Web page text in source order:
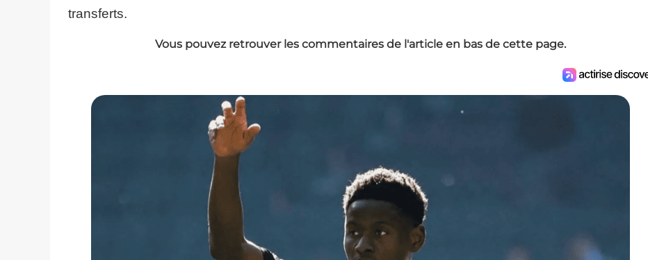
transferts.
Vous pouvez retrouver les commentaires de l'article en bas de cette page.